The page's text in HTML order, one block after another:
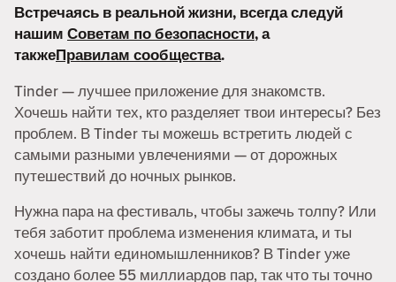
Встречаясь в реальной жизни, всегда следуй
нашим Советам по безопасности, а
такжеПравилам сообщества.
Tinder — лучшее приложение для знакомств.
Хочешь найти тех, кто разделяет твои интересы? Без
проблем. В Tinder ты можешь встретить людей с
самыми разными увлечениями — от дорожных
путешествий до ночных рынков.
Нужна пара на фестиваль, чтобы зажечь толпу? Или
тебя заботит проблема изменения климата, и ты
хочешь найти единомышленников? В Tinder уже
создано более 55 миллиардов пар, так что ты точно